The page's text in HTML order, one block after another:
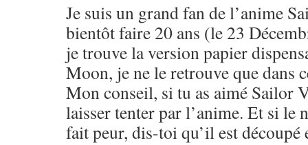
Je suis un grand fan de l’anime
bientôt faire 20 ans (le 23
je trouve la version papier
Moon, je ne le retrouve que dans
Mon conseil, si tu as aimé Sailor
laisser tenter par l’anime. Et si le
fait peur, dis-toi qu’il est découpé